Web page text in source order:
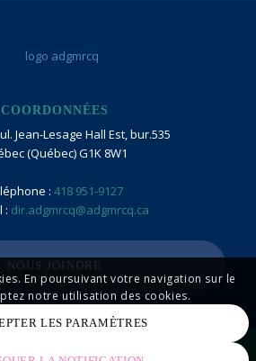
COORDONNÉES
Jean-Lesage Hall Est, bur.535
(Québec) G1K 8W1
: 418 951-9127
: dir.adgmrcq@adgmrcq.ca
NOUS JOINDRE
En poursuivant votre navigation sur le
notre utilisation des cookies.
LES PARAMÈTRES